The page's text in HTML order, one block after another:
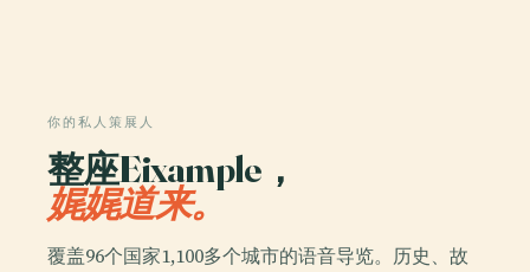
你的私人策展人
整座Eixample，
娓娓道来。
覆盖96个国家1,100多个城市的语音导览。历史、故